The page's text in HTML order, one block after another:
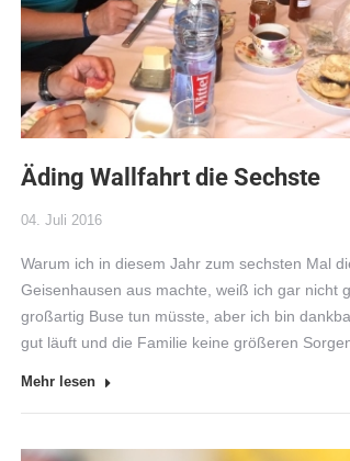
Äding Wallfahrt die Sechste
04. Juli 2016
Warum ich in diesem Jahr zum sechsten Mal
Geisenhausen aus machte, weiß ich gar nicht
großartig Buse tun müsste, aber ich bin
gut läuft und die Familie keine größeren
Mehr lesen